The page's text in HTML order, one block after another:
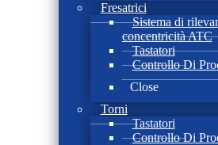
Fresatrici
Sistema di
concentricità ATC
Tastatori
Controllo Di
Close
Torni
Tastatori
Controllo Di